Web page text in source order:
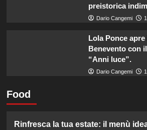
preistorica
Dario Cangemi
Lola Ponce
Benevento con
“Anni luce”.
Dario Cangemi
Food
Rinfresca la tua estate: il menù